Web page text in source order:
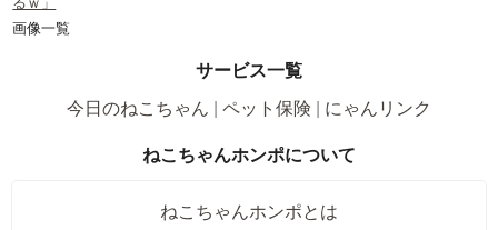
画像一覧
サービス一覧
今日のねこちゃん
ペット保険 にゃんリンク
ねこちゃんホンポについて
ねこちゃんホンポとは